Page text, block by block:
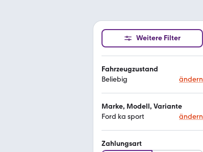
Weitere Filter
Fahrzeugzustand
Beliebig
ändern
Marke, Modell, Variante
Ford ka sport
ändern
Zahlungsart